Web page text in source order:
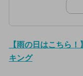
【雨の日はこちら
キング